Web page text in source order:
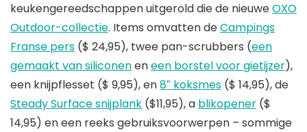
keukengereedschappen uitgerold die de nieuweOXO
Outdoor-collectie. Items omvatten deCampings
Franse pers ($ 24,95), twee pan-scrubbers (een
gemaakt van siliconeneneen borstel voor gietijzer),
een knijpflesset ($ 9,95), en8″ koksmes ($ 14,95), de
Steady Surface snijplank ($11,95), a blikopener ($
14,95) en een reeks gebruiksvoorwerpen – sommige